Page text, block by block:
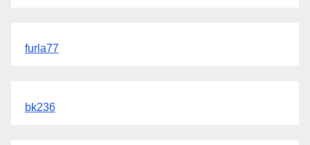
furla77
bk236